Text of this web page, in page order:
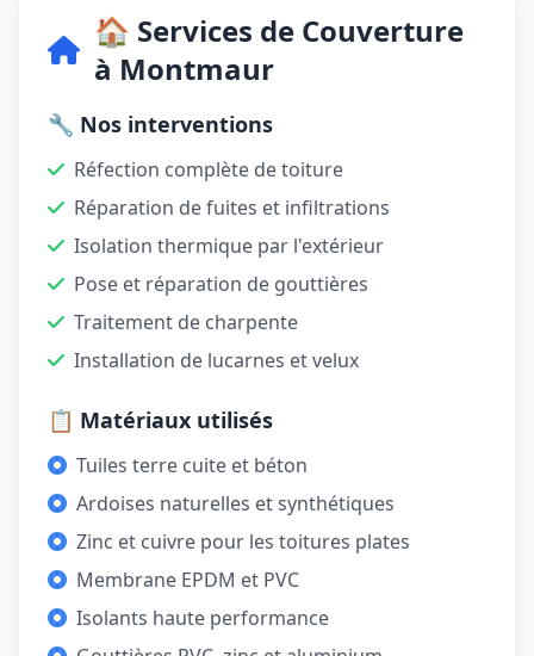
🏠 Services de Couverture
à Montmaur
🔧 Nos interventions
Réfection complète de toiture
Réparation de fuites et infiltrations
Isolation thermique par l'extérieur
Pose et réparation de gouttières
Traitement de charpente
Installation de lucarnes et velux
📋 Matériaux utilisés
Tuiles terre cuite et béton
Ardoises naturelles et synthétiques
Zinc et cuivre pour les toitures plates
Membrane EPDM et PVC
Isolants haute performance